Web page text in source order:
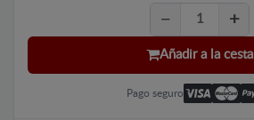
Añadir a la cesta
Pago seguro